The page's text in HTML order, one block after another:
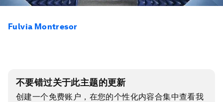
Fulvia Montresor
不要错过关于此主题的更新
创建一个免费账户，在您的个性化内容合集中查看我